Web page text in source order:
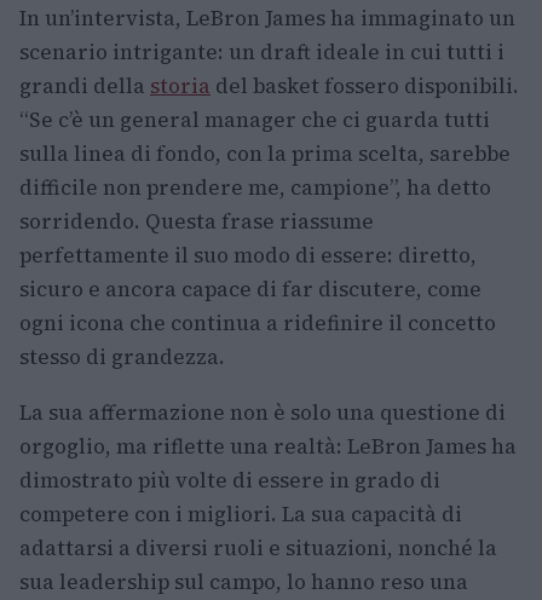
In un’intervista, LeBron James ha immaginato un
scenario intrigante: un draft ideale in cui tutti i
grandi della storia del basket fossero disponibili.
“Se c’è un general manager che ci guarda tutti
sulla linea di fondo, con la prima scelta, sarebbe
difficile non prendere me, campione”, ha detto
sorridendo. Questa frase riassume
perfettamente il suo modo di essere: diretto,
sicuro e ancora capace di far discutere, come
ogni icona che continua a ridefinire il concetto
stesso di grandezza.
La sua affermazione non è solo una questione di
orgoglio, ma riflette una realtà: LeBron James ha
dimostrato più volte di essere in grado di
competere con i migliori. La sua capacità di
adattarsi a diversi ruoli e situazioni, nonché la
sua leadership sul campo, lo hanno reso una